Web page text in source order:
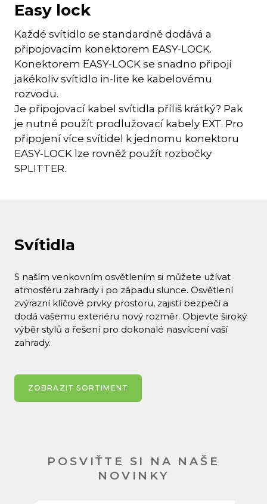
Easy lock
Každé svítidlo se standardně dodává a
připojovacím konektorem EASY-LOCK.
Konektorem EASY-LOCK se snadno připojí
jakékoliv svítidlo in-lite ke kabelovému
rozvodu.
Je připojovací kabel svítidla příliš krátký? Pak
je nutné použít prodlužovací kabely EXT. Pro
připojení více svítidel k jednomu konektoru
EASY-LOCK lze rovněž použít rozbočky
SPLITTER.
Svítidla
S naším venkovním osvětlením si můžete užívat
atmosféru zahrady i po západu slunce. Osvětlení
zvýrazní klíčové prvky prostoru, zajistí bezpečí a
dodá vašemu exteriéru nový rozměr. Objevte široký
výběr stylů a řešení pro dokonalé nasvícení vaší
zahrady.
ZOBRAZIT SORTIMENT
POSVIŤTE SI NA NAŠE
NOVINKY